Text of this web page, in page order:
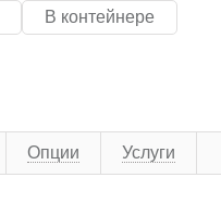
В контейнере
Опции Услуги